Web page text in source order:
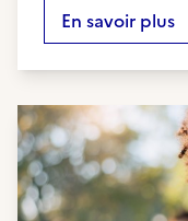
En savoir plus